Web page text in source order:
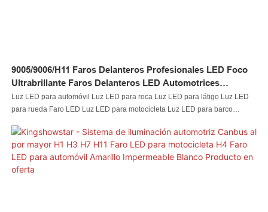
9005/9006/H11 Faros Delanteros Profesionales LED Foco
Ultrabrillante Faros Delanteros LED Automotrices
Superbrillantes
Luz LED para automóvil Luz LED para roca Luz LED para látigo Luz LED
para rueda Faro LED Luz LED para motocicleta Luz LED para barco
estrictamente los estándares internacionales. Diseñado por diseñadores
innovadores y controlado por inspectores de control de calidad, el faro LED
profesional 9005/9006/H11, foco ultrabrillante para automóvil, faro LED
superbrillante, tiene una apariencia atractiva y puede resistir la prueba del